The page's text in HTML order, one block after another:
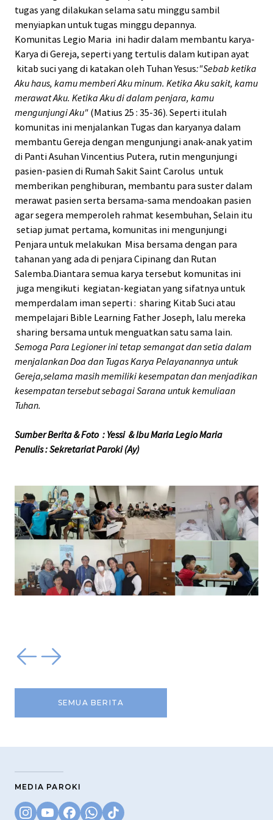
tugas yang dilakukan selama satu minggu sambil
menyiapkan untuk tugas minggu depannya.
Komunitas Legio Maria ini hadir dalam membantu karya-
Karya di Gereja, seperti yang tertulis dalam kutipan ayat
kitab suci yang di katakan oleh Tuhan Yesus:"Sebab ketika
Aku haus, kamu memberi Aku minum. Ketika Aku sakit, kamu
merawat Aku. Ketika Aku di dalam penjara, kamu
mengunjungi Aku" (Matius 25 : 35-36). Seperti itulah
komunitas ini menjalankan Tugas dan karyanya dalam
membantu Gereja dengan mengunjungi anak-anak yatim
di Panti Asuhan Vincentius Putera, rutin mengunjungi
pasien-pasien di Rumah Sakit Saint Carolus untuk
memberikan penghiburan, membantu para suster dalam
merawat pasien serta bersama-sama mendoakan pasien
agar segera memperoleh rahmat kesembuhan, Selain itu
setiap jumat pertama, komunitas ini mengunjungi
Penjara untuk melakukan Misa bersama dengan para
tahanan yang ada di penjara Cipinang dan Rutan
Salemba.Diantara semua karya tersebut komunitas ini
juga mengikuti kegiatan-kegiatan yang sifatnya untuk
memperdalam iman seperti : sharing Kitab Suci atau
mempelajari Bible Learning Father Joseph, lalu mereka
sharing bersama untuk menguatkan satu sama lain.
Semoga Para Legioner ini tetap semangat dan setia dalam
menjalankan Doa dan Tugas Karya Pelayanannya untuk
Gereja,selama masih memiliki kesempatan dan menjadikan
kesempatan tersebut sebagai Sarana untuk kemuliaan
Tuhan.
Sumber Berita & Foto : Yessi & Ibu Maria Legio Maria
Penulis : Sekretariat Paroki (Ay)
SEMUA BERITA
MEDIA PAROKI